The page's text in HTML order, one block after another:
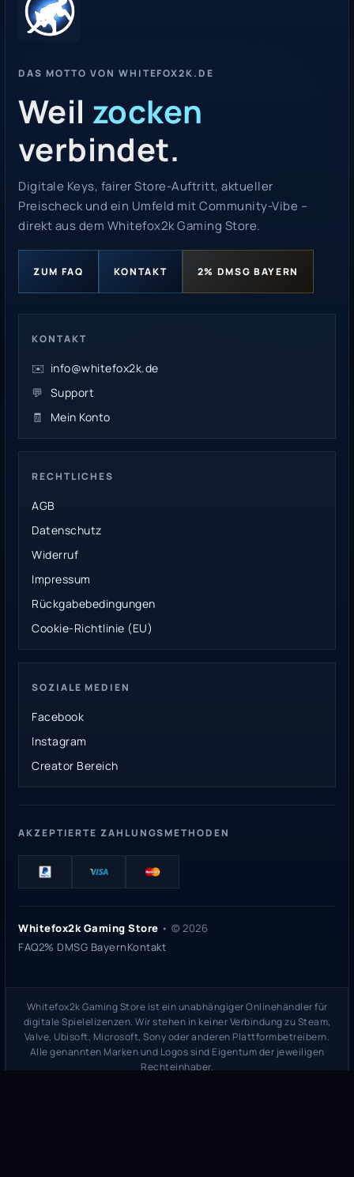
DAS MOTTO VON WHITEFOX2K.DE
Weil zocken
verbindet.
Digitale Keys, fairer Store-Auftritt, aktueller
Preischeck und ein Umfeld mit Community-Vibe –
direkt aus dem Whitefox2k Gaming Store.
ZUM FAQ KONTAKT 2% DMSG BAYERN
KONTAKT
✉️ info@whitefox2k.de
💬 Support
🧾
Mein Konto
RECHTLICHES
AGB
Datenschutz
Widerruf
Impressum
Rückgabebedingungen
Cookie-Richtlinie (EU)
SOZIALE MEDIEN
Facebook
Instagram
Creator Bereich
AKZEPTIERTE ZAHLUNGSMETHODEN
Whitefox2k Gaming Store • © 2026
FAQ2% DMSG BayernKontakt
Whitefox2k Gaming Store ist ein unabhängiger Onlinehändler für
digitale Spielelizenzen. Wir stehen in keiner Verbindung zu Steam,
Valve, Ubisoft, Microsoft, Sony oder anderen Plattformbetreibern.
Alle genannten Marken und Logos sind Eigentum der jeweiligen
Rechteinhaber.